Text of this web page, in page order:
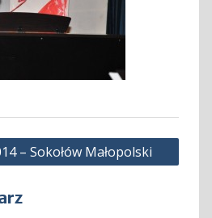
– Sokołów Małopolski